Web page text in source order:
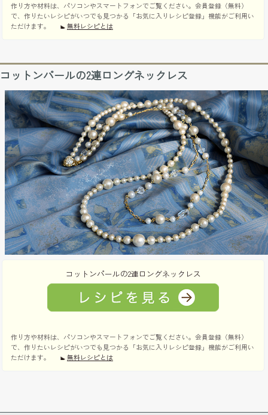
作り方や材料は、パソコンやスマートフォンでご覧ください。会員登録（無料）
で、作りたいレシピがいつでも見つかる「お気に入りレシピ登録」機能がご利用い
ただけます。
無料レシピとは
コットンパールの2連ロングネックレス
コットンパールの2連ロングネックレス
作り方や材料は、パソコンやスマートフォンでご覧ください。会員登録（無料）
で、作りたいレシピがいつでも見つかる「お気に入りレシピ登録」機能がご利用い
ただけます。
無料レシピとは